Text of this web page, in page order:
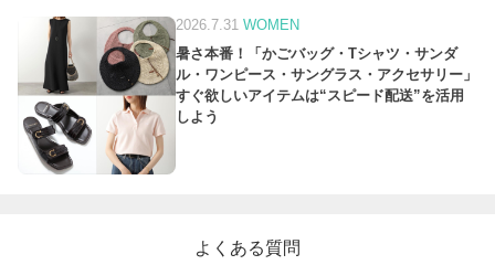
2026.7.31 WOMEN
暑さ本番！「かごバッグ・Tシャツ・サンダ
ル・ワンピース・サングラス・アクセサリー」
すぐ欲しいアイテムは“スピード配送”を活用
しよう
よくある質問